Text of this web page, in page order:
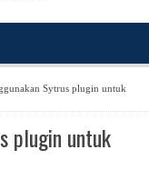
Sytrus plugin untuk
plugin untuk